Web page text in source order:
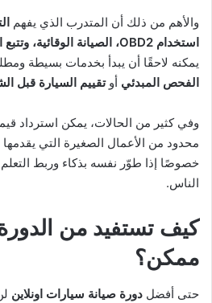
والأهم من ذلك أن المتدرب الذي يفهم
استخدام OBD2، الصيانة الوقائية، وتتبع الخلل داخل ضفيرة السيارة
يمكنه لاحقًا أن يبدأ بخدمات بسيطة
الفحص المبدئي أوتقييم السيارة قبل
وفي كثير من الحالات، يمكن استرداد
محدود من الأعمال الصغيرة التي
خصوصًا إذا طوّر نفسه بذكاء وربط
الناس.
كيف تستفيد من
ممكن؟
حتى أفضل دورة صيانة سيارات اونلاين